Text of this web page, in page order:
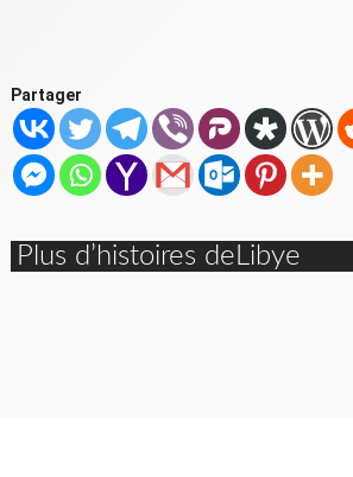
Partager
Plus d’histoires deLibye